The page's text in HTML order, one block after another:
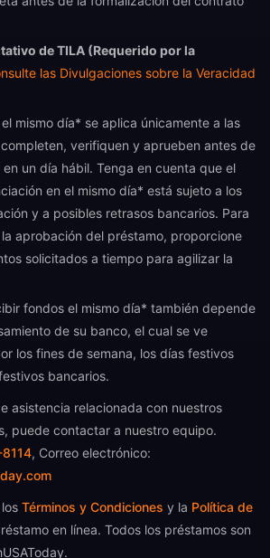
de TILA (Requerido por la
las Divulgaciones sobre la Veracidad
mismo día* se aplica únicamente a las
verifiquen y aprueben antes de
un día hábil. Tenga en cuenta que el
en el mismo día* está sujeto a los
y a posibles retrasos bancarios. Para
aprobación del préstamo, proporcione
solicitados a tiempo para agilizar la
fondos el mismo día* también depende
de su banco, el cual se ve
los fines de semana, los días festivos
bancarios.
asistencia relacionada con nuestros
puede contactar a nuestro equipo.
, Correo electrónico:
Términos y Condiciones y la Política de
en línea. Todos los préstamos son